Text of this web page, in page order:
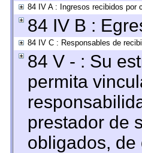
84 IV A : Ingresos recibidos por
84 IV B :
84 IV C : Responsables de
84 V - : Su
permita
prestador de
obligados,